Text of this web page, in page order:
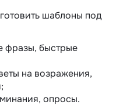
шаблоны под
фразы, быстрые
на возражения,
опросы.